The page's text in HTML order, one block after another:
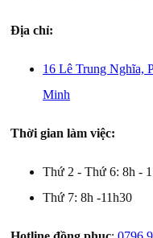
Địa chỉ:
16 Lê Trung Nghĩa,
Minh
Thời gian làm việc:
Thứ 2 - Thứ 6: 8h -
Thứ 7: 8h -11h30